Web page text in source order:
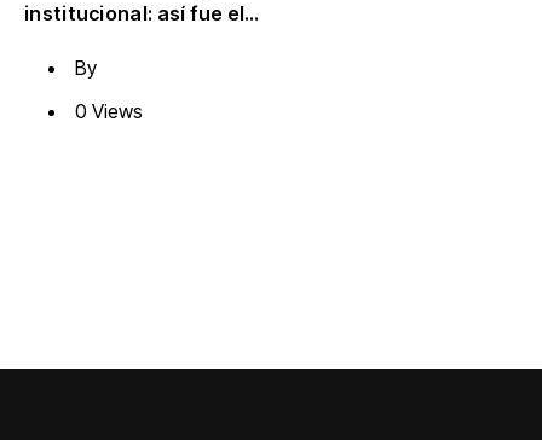
institucional: así fue el
Petro en sus choques
Congreso y el Banco de
By
0 Views